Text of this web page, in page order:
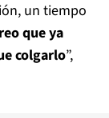
un tiempo
que ya
colgarlo”,